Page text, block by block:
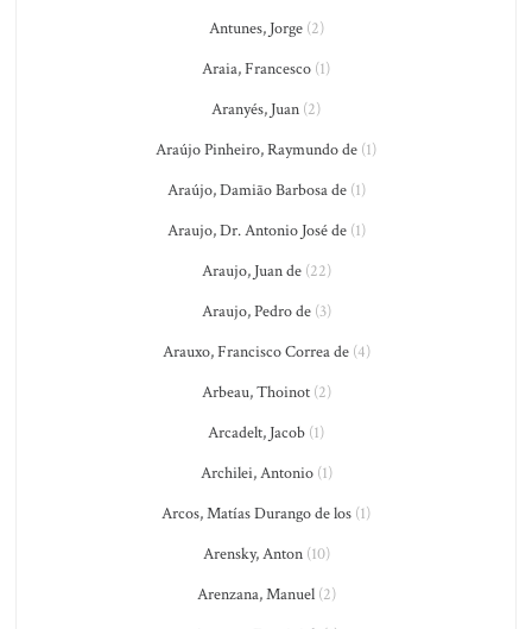
Antunes, Jorge(2)
Araia, Francesco (1)
Aranyés, Juan (2)
Araújo Pinheiro, Raymundo de (1)
Araújo, Damião Barbosa de(1)
Araujo, Dr. Antonio José de(1)
Araujo, Juan de(22)
Araujo, Pedro de(3)
Arauxo, Francisco Correa de(4)
Arbeau, Thoinot(2)
Arcadelt, Jacob (1)
Archilei, Antonio(1)
Arcos, Matías Durango de los (1)
Arensky, Anton(10)
Arenzana, Manuel(2)